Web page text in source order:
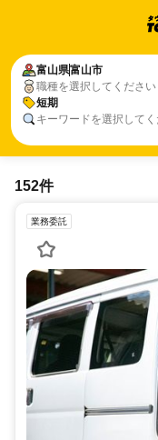
富山県富山市
職種を選択してください
短期
キーワードを選択して
152件
業務委託